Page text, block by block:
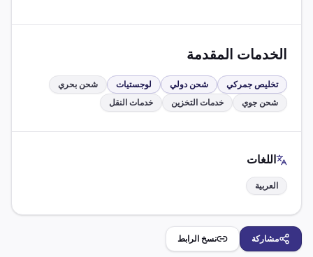
الخدمات المقدمة
تخليص جمركي شحن دولي لوجستيات
شحن بحري
شحن جوي
خدمات التخزين خدمات النقل
اللغات
العربية
مشاركة نسخ الرابط